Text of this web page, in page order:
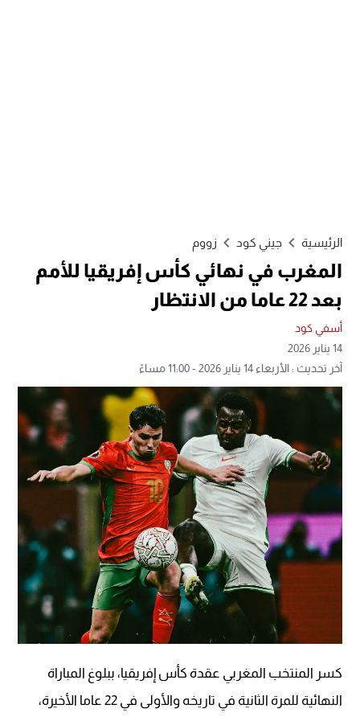
الرئيسية جيني كود زووم
المغرب في نهائي كأس إفريقيا للأمم
بعد 22 عاما من الانتظار
أسفي كود
14 يناير 2026
آخر تحديث : الأربعاء 14 يناير 2026 - 11:00 مساءً
كسر المنتخب المغربي عقدة كأس إفريقيا، ببلوغ المباراة
النهائية للمرة الثانية في تاريخه والأولى في 22 عاما الأخيرة،